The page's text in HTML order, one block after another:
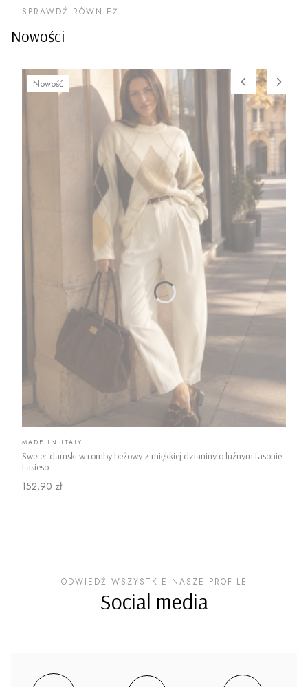
Nowości
SPRAWDŹ RÓWNIEŻ
Nowość
Sweter damski w romby beżowy z miękkiej dzianiny o luźnym fasonie
Lasieso
PRODUCENT
MADE IN ITALY
Cena
152,90 zł
ODWIEDŹ WSZYSTKIE NASZE PROFILE
Social media